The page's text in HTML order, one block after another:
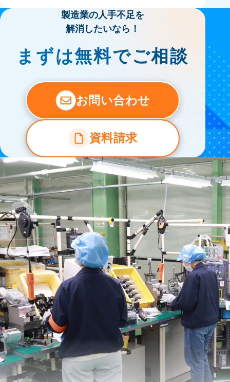
製造業の人手不足を
解消したいなら！
まずは無料でご相談
お問い合わせ
資料請求